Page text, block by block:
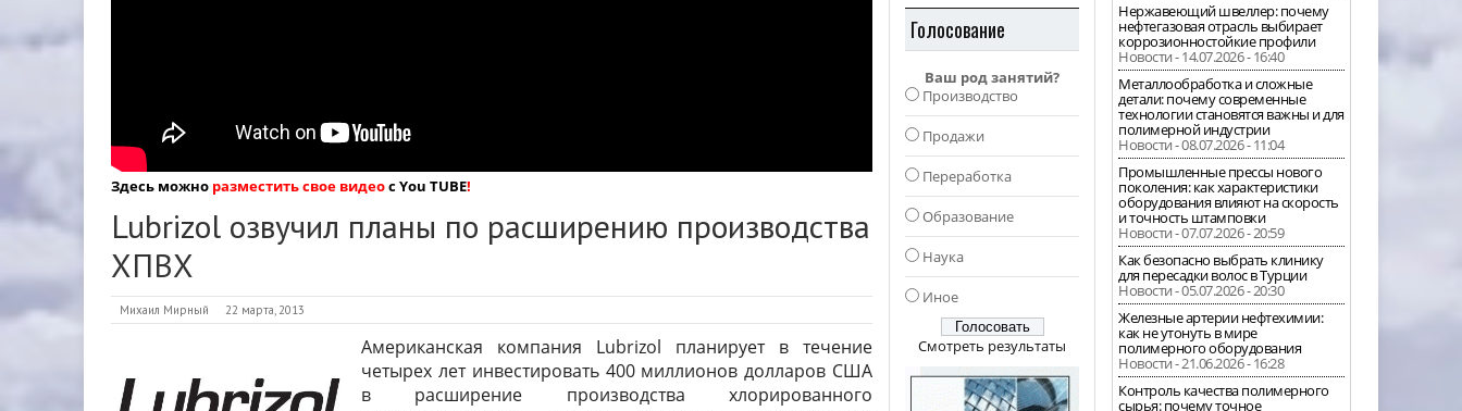
Здесь можно разместить свое видеос You TUBE!
Lubrizol озвучил планы по расширению производства
ХПВХ
Михаил Мирный 22 марта, 2013
Американская компания Lubrizol планирует в течение
четырех лет инвестировать 400 миллионов долларов США
в расширение производства хлорированного
Голосование
Ваш род занятий?
Производство
Продажи
Переработка
Образование
Наука
Иное
Смотреть результаты
Нержавеющий швеллер: почему
нефтегазовая отрасль выбирает
коррозионностойкие профили
Новости - 14.07.2026 - 16:40
Металлообработка и сложные
детали: почему современные
технологии становятся важны и для
полимерной индустрии
Новости - 08.07.2026 - 11:04
Промышленные прессы нового
поколения: как характеристики
оборудования влияют на скорость
и точность штамповки
Новости - 07.07.2026 - 20:59
Как безопасно выбрать клинику
для пересадки волос в Турции
Новости - 05.07.2026 - 20:30
Железные артерии нефтехимии:
как не утонуть в мире
полимерного оборудования
Новости - 21.06.2026 - 16:28
Контроль качества полимерного
сырья: почему точное